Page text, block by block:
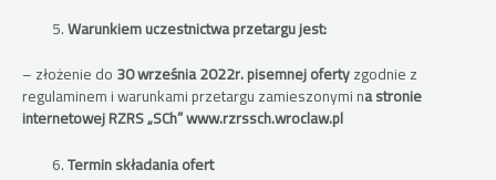
Warunkiem uczestnictwa przetargu jest:
– złożenie do30 września 2022r.pisemnej ofertyzgodnie z
regulaminem i warunkami przetargu zamieszonymi na stronie
internetowej RZRS „SCh” www.rzrssch.wroclaw.pl
Termin składania ofert